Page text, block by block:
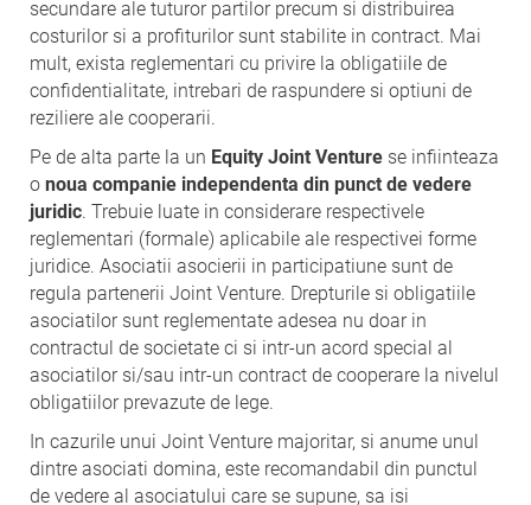
secundare ale tuturor partilor precum si distribuirea
costurilor si a profiturilor sunt stabilite in contract. Mai
mult, exista reglementari cu privire la obligatiile de
confidentialitate, intrebari de raspundere si optiuni de
reziliere ale cooperarii.
Pe de alta parte la un Equity Joint Venture se infiinteaza
o noua companie independenta din punct de vedere
juridic. Trebuie luate in considerare respectivele
reglementari (formale) aplicabile ale respectivei forme
juridice. Asociatii asocierii in participatiune sunt de
regula partenerii Joint Venture. Drepturile si obligatiile
asociatilor sunt reglementate adesea nu doar in
contractul de societate ci si intr-un acord special al
asociatilor si/sau intr-un contract de cooperare la nivelul
obligatiilor prevazute de lege.
In cazurile unui Joint Venture majoritar, si anume unul
dintre asociati domina, este recomandabil din punctul
de vedere al asociatului care se supune, sa isi